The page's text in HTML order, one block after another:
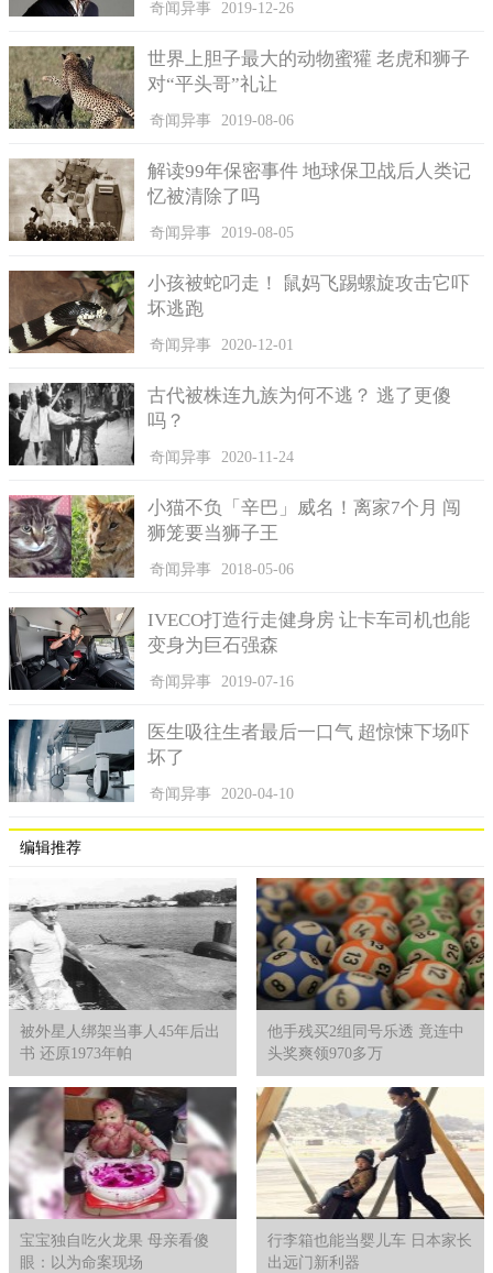
家属的怀疑
死者们的家属根本不相信警方说的这几个孩子有可能因迷路
才身亡的推测，不断提出抗议。据一位家长称：“被挖出来的运动
服，清晰可见两袖口是人为的捆绑在一起，孩子一定是被绑后葬
于此的。”
另一死者家属说：“孩子们平时经常到卧龙山去玩，大白天根
本不可能迷路的？”而当年孩子失踪的时候，曾出动了直升飞机对
卧龙山一带进行了搜查，当时是3月份，几乎没有树叶，在高空可
以清晰可见山间的东西，所以推测被谋杀的可能性很大。
事件的评论
据当初负责调查事件的相关人士说，如果能早一点发现5名少
年的尸骨，有很大可能可以破案。为了能够给受到重创的家人及
修改，让犯罪之人受到应有的惩处。
而那些死者的家属们在现场说的：“他们不可能是我们的孩
子，我们的孩子肯定还活在人世。”对于他们如此的不愿意面对看
的死亡原因。调查组不应用是因迷路而死等没有确切证据的结
论，使得家属们更悲痛且使广大民众再一次陷入谜团。
对于此案件，虽然时间久远，至今也是没有有利的线索。但
对于韩国的法律确实是存在漏洞，难道犯案者不应该受到法律的
制裁，一句过了法律的诉讼时效，就停止案件的追查？
奇闻异事 2019-12-26
世界上胆子最大的动物蜜獾 老虎和狮子
对“平头哥”礼让
奇闻异事 2019-08-06
解读99年保密事件 地球保卫战后人类记
忆被清除了吗
奇闻异事 2019-08-05
小孩被蛇叼走！ 鼠妈飞踢螺旋攻击它吓
坏逃跑
奇闻异事 2020-12-01
古代被株连九族为何不逃？ 逃了更傻
吗？
奇闻异事 2020-11-24
小猫不负「辛巴」威名！离家7个月 闯
狮笼要当狮子王
奇闻异事 2018-05-06
IVECO打造行走健身房 让卡车司机也能
变身为巨石强森
奇闻异事 2019-07-16
医生吸往生者最后一口气 超惊悚下场吓
坏了
奇闻异事 2020-04-10
编辑推荐
被外星人绑架当事人45年后出
书 还原1973年帕
他手残买2组同号乐透 竟连中
头奖爽领970多万
宝宝独自吃火龙果 母亲看傻
眼：以为命案现场
行李箱也能当婴儿车 日本家长
出远门新利器